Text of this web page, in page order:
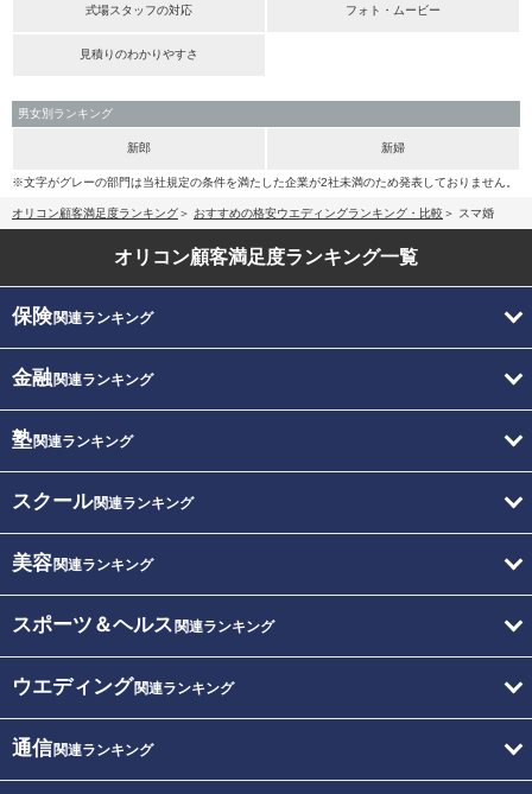
式場スタッフの対応 フォト・ムービー
見積りのわかりやすさ
男女別ランキング
新郎 新婦
※文字がグレーの部門は当社規定の条件を満たした企業が2社未満のため発表しておりません。
オリコン顧客満足度ランキング おすすめの格安ウエディングランキング・比較 スマ婚
オリコン顧客満足度ランキング一覧
保険関連ランキング
金融関連ランキング
塾関連ランキング
スクール関連ランキング
美容関連ランキング
スポーツ＆ヘルス 関連ランキング
ウエディング関連ランキング
通信関連ランキング